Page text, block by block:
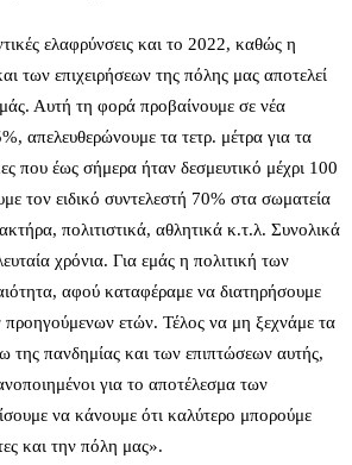
ελαφρύνσεις και το 2022, καθώς η
των επιχειρήσεων της πόλης μας αποτελεί
Αυτή τη φορά προβαίνουμε σε νέα
απελευθερώνουμε τα τετρ. μέτρα για τα
που έως σήμερα ήταν δεσμευτικό μέχρι 100
τον ειδικό συντελεστή 70% στα σωματεία
πολιτιστικά, αθλητικά κ.τ.λ. Συνολικά
χρόνια. Για εμάς η πολιτική των
αφού καταφέραμε να διατηρήσουμε
προηγούμενων ετών. Τέλος να μη ξεχνάμε τα
της πανδημίας και των επιπτώσεων αυτής,
για το αποτέλεσμα των
να κάνουμε ότι καλύτερο μπορούμε
και την πόλη μας».